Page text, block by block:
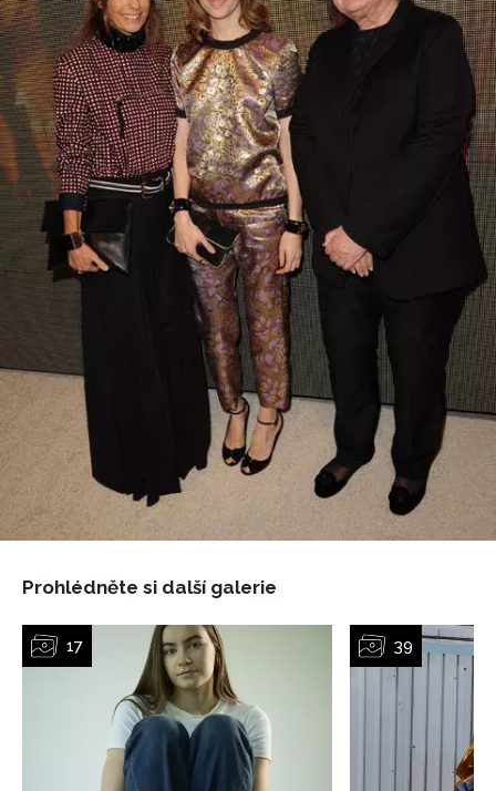
NEWSLETTER
Přihlášením k newsletteru souhlasíte s
podmínkami společnosti BurdaMedia Extra s.r.o.
a
potvrzujete, že jste se seznámili se
ochrany soukromí- BurdaMedia Extra s.r.o. bude s
Vašimi údaji pracovat zejména k organizaci a
vyhodnocení akce a zasílání novinek.
Chcete navíc dostávat i další zajímavé a exkluzivní
informace od našich partnerů? Pokud souhlasíte se
zpracováním údajů k tomuto účelu podle
Zásad ochrany
soukromí BurdaMedia Extra s.r.o.
, zaškrtněte toto pole.
Prohlédněte si další galerie